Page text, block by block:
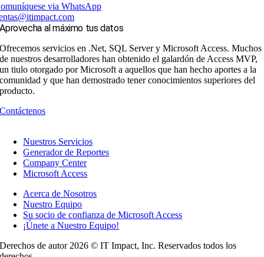
via WhatsApp
Aprovecha al máximo tus datos
Ofrecemos servicios en .Net, SQL Server y Microsoft Access. Muchos
de nuestros desarrolladores han obtenido el galardón de Access MVP,
un tiulo otorgado por Microsoft a aquellos que han hecho aportes a la
comunidad y que han demostrado tener conocimientos superiores del
producto.
Contáctenos
Nuestros Servicios
Generador de Reportes
Company Center
Microsoft Access
Acerca de Nosotros
Nuestro Equipo
Su socio de confianza de Microsoft Access
¡Únete a Nuestro Equipo!
Derechos de autor 2026 © IT Impact, Inc. Reservados todos los